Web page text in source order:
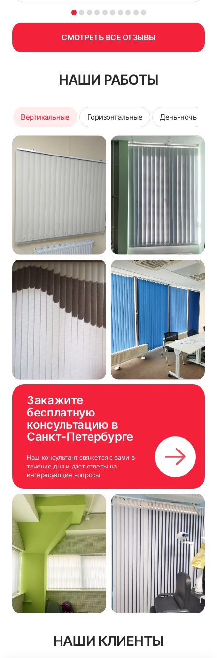
СМОТРЕТЬ ВСЕ ОТЗЫВЫ
НАШИ РАБОТЫ
Вертикальные Горизонтальные День-ночь
Закажите
бесплатную
консультацию в
Санкт-Петербурге
Наш консультант свяжется с вами в
течение дня и даст ответы на
интересующие вопросы
НАШИ КЛИЕНТЫ